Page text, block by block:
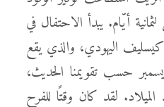
أيّام. يبدأ الاحتفال في
اليهودي، والذي يقع
حسب تقويمنا الحديث،
لقد كان وقتًا للفرح